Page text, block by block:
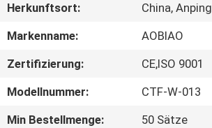
FABRIK-
QUALITÄTSKONTROLLE
Herkunftsort:
China, Anping
Markenname:
AOBIAO
Zertifizierung:
CE,ISO 9001
Modellnummer:
CTF-W-013
Min Bestellmenge:
50 Sätze